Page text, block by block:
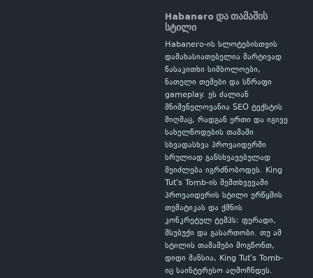
Habanero და თამაშის
სტილი
Habanero-ის სლოტებისთვის
დამახასიათებელია მარტივად
წასაკითხი სიმბოლოები,
ნათელი თემები და სწრაფი
gameplay. ეს ძალიან
მნიშვნელოვანია SEO ტექსტის
მიღმაც, რადგან ერთი და იგივე
სახელწოდების თამაში
სხვადასხვა პროვაიდერში
სრულიად განსხვავებულად
შეიძლება იგრძნობოდეს. King
Tut's Tomb-ის შემთხვევაში
პროვაიდერის სტილი ერწყმის
თემატიკას და ქმნის
კონკრეტულ ტემპს: ფერადი,
მსუბუქი და გასართობი. თუ ამ
სტილის თამაშები მოგწონთ,
დიდი შანსია, King Tut's Tomb-
იც საინტერესო აღმოჩნდეს.